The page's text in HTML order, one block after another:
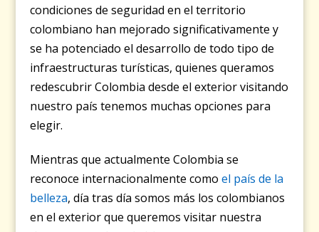
condiciones de seguridad en el territorio
colombiano han mejorado significativamente y
se ha potenciado el desarrollo de todo tipo de
infraestructuras turísticas, quienes queramos
redescubrir Colombia desde el exterior visitando
nuestro país tenemos muchas opciones para
elegir.
Mientras que actualmente Colombia se
reconoce internacionalmente comoel país de la
belleza, día tras día somos más los colombianos
en el exterior que queremos visitar nuestra